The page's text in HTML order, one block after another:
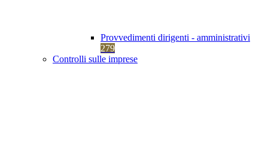
Provvedimenti dirigenti - amministrativi
279
Controlli sulle imprese